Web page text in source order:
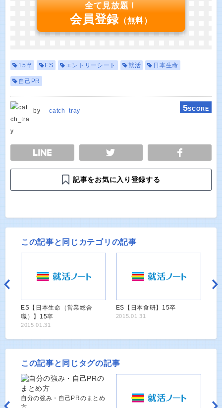
全て見放題！
会員登録 （無料）
15卒 ES エントリーシート 就活 日本生命
自己PR
by catch_tray 5SCORE
TWEET
記事をお気に入り登録する
この記事と同じカテゴリの記事
ES【日本生命（営業総合
職）】15卒
2015.01.31
ES【日本食研】15卒
2015.01.31
この記事と同じタグの記事
自分の強み・自己PRのまとめ